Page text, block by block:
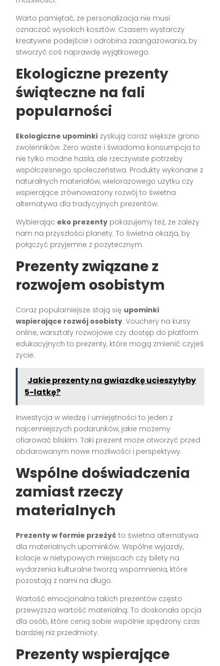
Warto pamiętać, że personalizacja nie musi
oznaczać wysokich kosztów. Czasem wystarczy
kreatywne podejście i odrobina zaangażowania, by
stworzyć coś naprawdę wyjątkowego.
Ekologiczne prezenty
świąteczne na fali
popularności
Ekologiczne upominki zyskują coraz większe grono
zwolenników. Zero waste i świadoma konsumpcja to
nie tylko modne hasła, ale rzeczywiste potrzeby
współczesnego społeczeństwa. Produkty wykonane z
naturalnych materiałów, wielorazowego użytku czy
wspierające zrównoważony rozwój to świetna
alternatywa dla tradycyjnych prezentów.
Wybierając eko prezenty pokazujemy też, że zależy
nam na przyszłości planety. To świetna okazja, by
połączyć przyjemne z pożytecznym.
Prezenty związane z
rozwojem osobistym
Coraz popularniejsze stają się upominki
wspierające rozwój osobisty. Vouchery na kursy
online, warsztaty rozwojowe czy dostęp do platform
edukacyjnych to prezenty, które mogą zmienić czyjeś
życie.
Jakie prezenty na gwiazdkę ucieszyłyby
5-latkę?
Inwestycja w wiedzę i umiejętności to jeden z
najcenniejszych podarunków, jakie możemy
ofiarować bliskim. Taki prezent może otworzyć przed
obdarowanym nowe możliwości i perspektywy.
Wspólne doświadczenia
zamiast rzeczy
materialnych
Prezenty w formie przeżyć to świetna alternatywa
dla materialnych upominków. Wspólne wyjazdy,
kolacje w nietypowych miejscach czy bilety na
wydarzenia kulturalne tworzą wspomnienia, które
pozostają z nami na długo.
Wartość emocjonalna takich prezentów często
przewyższa wartość materialną. To doskonała opcja
dla osób, które cenią sobie wspólnie spędzony czas
bardziej niż przedmioty.
Prezenty wspierające